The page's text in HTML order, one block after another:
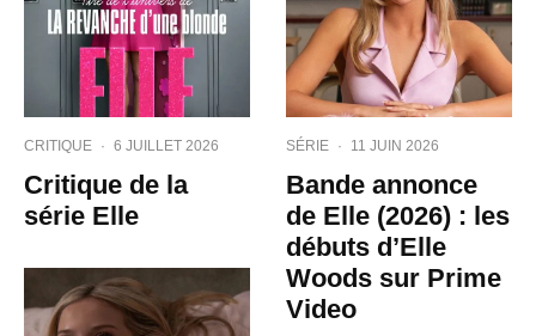
CRITIQUE · 6 JUILLET 2026
Critique de la
série Elle
SÉRIE · 11 JUIN 2026
Bande annonce
de Elle (2026) : les
débuts d’Elle
Woods sur Prime
Video